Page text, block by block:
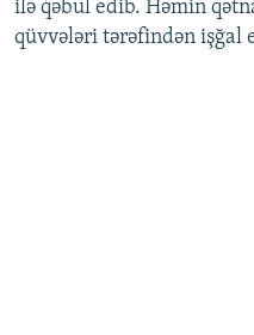
ilə qəbul edib. Həmin
qüvvələri tərəfindən işğal